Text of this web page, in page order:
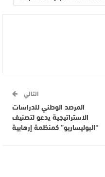
التالي
المرصد الوطني للدراسات
الاستراتيجية يدعو لتصنيف
“البوليساريو” كمنظمة إرهابية